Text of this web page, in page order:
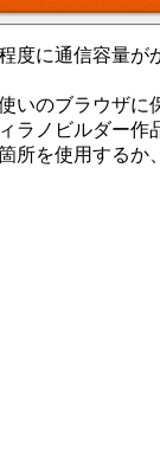
度に通信容量
いのブラウザに
ラノビルダー
所を使用するか